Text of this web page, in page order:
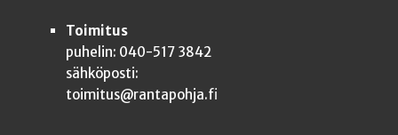
Toimitus
puhelin: 040-517 3842
sähköposti:
toimitus@rantapohja.fi